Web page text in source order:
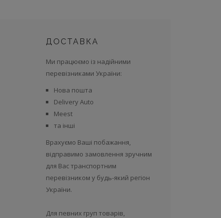
ДОСТАВКА
Ми працюємо із надійними
перевізниками України:
Нова пошта
Delivery Auto
Meest
та інші
Врахуємо Ваші побажання,
відправимо замовлення зручним
для Вас транспортним
перевізником у будь-який регіон
України.
Для певних груп товарів,